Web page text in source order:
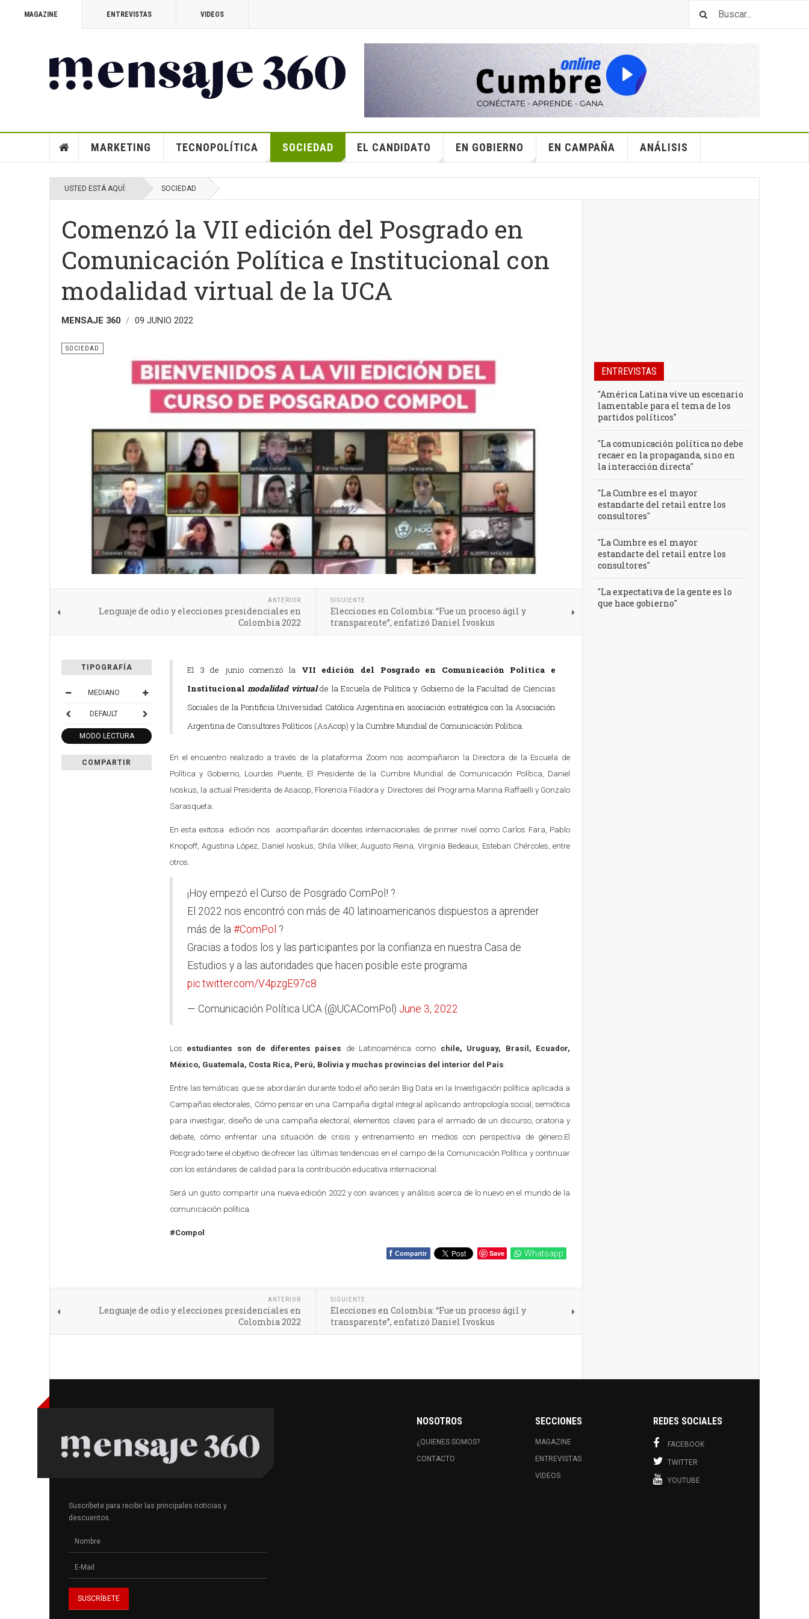
MAGAZINE ENTREVISTAS VIDEOS
MARKETING TECNOPOLÍTICA SOCIEDAD EL CANDIDATO EN GOBIERNO EN CAMPAÑA ANÁLISIS
USTED ESTÁ AQUÍ: SOCIEDAD
Comenzó la VII edición del Posgrado en
Comunicación Política e Institucional con
modalidad virtual de la UCA
MENSAJE 360 09 JUNIO 2022
SOCIEDAD
ANTERIOR
Lenguaje de odio y elecciones presidenciales en
Colombia 2022
SIGUIENTE
Elecciones en Colombia: “Fue un proceso ágil y
transparente”, enfatizó Daniel Ivoskus
TIPOGRAFÍA
MEDIANO
DEFAULT
MODO LECTURA
COMPARTIR
El 3 de junio comenzó la VII edición del Posgrado en Comunicación Política e
Institucionalmodalidad virtual de la Escuela de Política y Gobierno de la Facultad de Ciencias
Sociales de la Pontificia Universidad Católica Argentina en asociación estratégica con la Asociación
Argentina de Consultores Políticos (AsAcop) y la Cumbre Mundial de Comunicación Política.
En el encuentro realizado a través de la plataforma Zoom nos acompañaron la Directora de la Escuela de
Política y Gobierno, Lourdes Puente, El Presidente de la Cumbre Mundial de Comunicación Política, Daniel
Ivoskus, la actual Presidenta de Asacop, Florencia Filadora y Directores del Programa Marina Raffaelli y Gonzalo
Sarasqueta.
En esta exitosa edición nos acompañarán docentes internacionales de primer nivel como Carlos Fara, Pablo
Knopoff, Agustina López, Daniel Ivoskus, Shila Vilker, Augusto Reina, Virginia Bedeaux, Esteban Chércoles, entre
otros.
¡Hoy empezó el Curso de Posgrado ComPol! ?
El 2022 nos encontró con más de 40 latinoamericanos dispuestos a aprender
más de la #ComPol ?
Gracias a todos los y las participantes por la confianza en nuestra Casa de
Estudios y a las autoridades que hacen posible este programa
pic.twitter.com/V4pzgE97c8
— Comunicación Política UCA (@UCAComPol) June 3, 2022
Los estudiantes son de diferentes países de Latinoamérica como chile, Uruguay, Brasil, Ecuador,
México, Guatemala, Costa Rica, Perú, Bolivia y muchas provincias del interior del País.
Entre las temáticas que se abordarán durante todo el año serán Big Data en la Investigación política aplicada a
Campañas electorales, Cómo pensar en una Campaña digital integral aplicando antropología social, semiótica
para investigar, diseño de una campaña electoral, elementos claves para el armado de un discurso, oratoria y
debate, cómo enfrentar una situación de crisis y entrenamiento en medios con perspectiva de género.El
Posgrado tiene el objetivo de ofrecer las últimas tendencias en el campo de la Comunicación Política y continuar
con los estándares de calidad para la contribución educativa internacional.
Será un gusto compartir una nueva edición 2022 y con avances y análisis acerca de lo nuevo en el mundo de la
comunicación política.
#Compol
f Compartir Save Whatsapp
ANTERIOR
Lenguaje de odio y elecciones presidenciales en
Colombia 2022
SIGUIENTE
Elecciones en Colombia: “Fue un proceso ágil y
transparente”, enfatizó Daniel Ivoskus
ENTREVISTAS
"América Latina vive un escenario
lamentable para el tema de los
partidos políticos"
"La comunicación política no debe
recaer en la propaganda, sino en
la interacción directa"
"La Cumbre es el mayor
estandarte del retail entre los
consultores"
"La Cumbre es el mayor
estandarte del retail entre los
consultores"
"La expectativa de la gente es lo
que hace gobierno"
Suscríbete para recibir las principales noticias y
descuentos.
NOSOTROS
¿QUIENES SOMOS?
CONTACTO
SECCIONES
MAGAZINE
ENTREVISTAS
VIDEOS
REDES SOCIALES
FACEBOOK
TWITTER
YOUTUBE